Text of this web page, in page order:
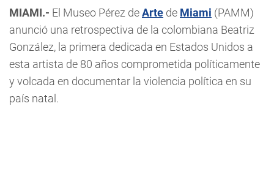
MIAMI.- El Museo Pérez deArte de Miami (PAMM)
anunció una retrospectiva de la colombiana Beatriz
González, la primera dedicada en Estados Unidos a
esta artista de 80 años comprometida políticamente
y volcada en documentar la violencia política en su
país natal.